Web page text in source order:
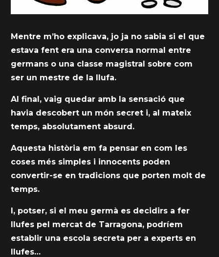
Mentre m’ho explicava, jo ja no sabia si el que
estava fent era una conversa normal entre
germans o una classe magistral sobre com
ser un mestre de la llufa.
Al final, vaig quedar amb la sensació que
havia descobert un món secret i, al mateix
temps, absolutament absurd.
Aquesta història em fa pensar en com les
coses més simples i innocents poden
convertir-se en tradicions que porten molt de
temps.
I, potser, si el meu germà es decidirs a fer
llufes pel mercat de Tarragona, podríem
establir una escola secreta per a experts en
llufes…